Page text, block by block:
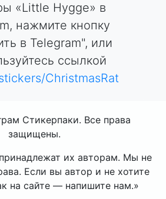
«Little Hygge» в
нажмите кнопку
в Telegram", или
ссылкой
ChristmasRat
Стикерпаки. Все права
защищены.
их авторам. Мы не
Если вы автор и не хотите
на сайте — напишите нам.»